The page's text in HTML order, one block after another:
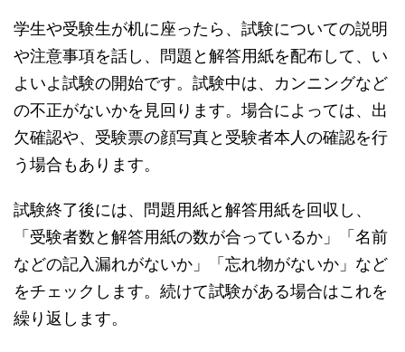
学生や受験生が机に座ったら、試験についての説明
や注意事項を話し、問題と解答用紙を配布して、い
よいよ試験の開始です。試験中は、カンニングなど
の不正がないかを見回ります。場合によっては、出
欠確認や、受験票の顔写真と受験者本人の確認を行
う場合もあります。
試験終了後には、問題用紙と解答用紙を回収し、
「受験者数と解答用紙の数が合っているか」「名前
などの記入漏れがないか」「忘れ物がないか」など
をチェックします。続けて試験がある場合はこれを
繰り返します。